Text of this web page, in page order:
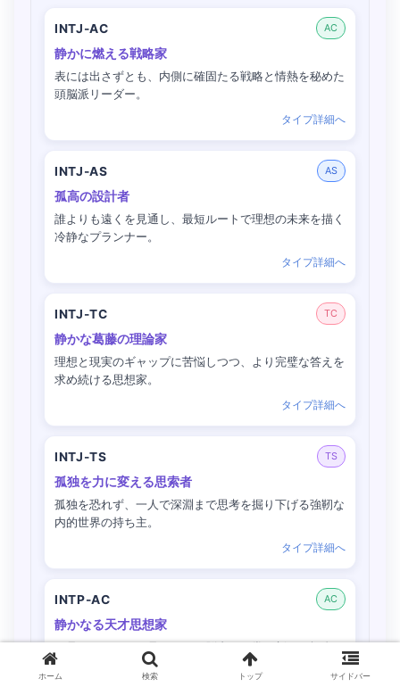
INTJ-AC AC
静かに燃える戦略家
表には出さずとも、内側に確固たる戦略と情熱を秘めた
頭脳派リーダー。
タイプ詳細へ
INTJ-AS AS
孤高の設計者
誰よりも遠くを見通し、最短ルートで理想の未来を描く
冷静なプランナー。
タイプ詳細へ
INTJ-TC TC
静かな葛藤の理論家
理想と現実のギャップに苦悩しつつ、より完璧な答えを
求め続ける思想家。
タイプ詳細へ
INTJ-TS TS
孤独を力に変える思索者
孤独を恐れず、一人で深淵まで思考を掘り下げる強靭な
内的世界の持ち主。
タイプ詳細へ
INTP-AC AC
静かなる天才思想家
生まれている探究者。
ホーム 検索 トップ サイドバー